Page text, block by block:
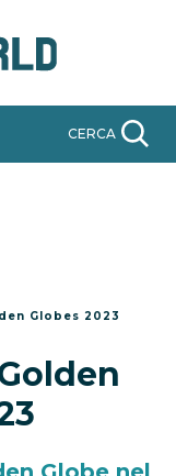
CERCA
Globes 2023